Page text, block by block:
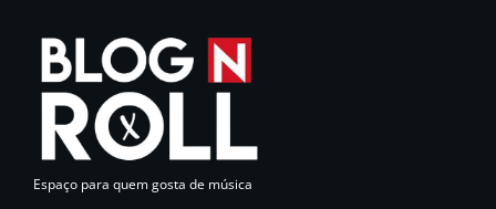
Espaço para quem gosta de música